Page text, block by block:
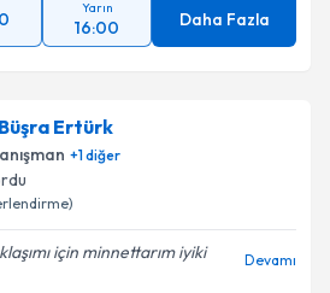
Yarın
16:00 Daha Fazla
Ertürk
+1diğer
için minnettarım iyiki
Devamı